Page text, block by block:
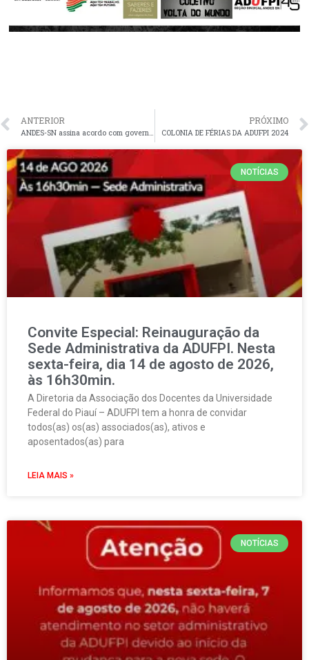
ANTERIOR PRÓXIMO
COLONIA DE FÉRIAS DA ADUFPI 2024
NOTÍCIAS
Convite Especial: Reinauguração da
Sede Administrativa da ADUFPI. Nesta
sexta-feira, dia 14 de agosto de 2026,
às 16h30min.
A Diretoria da Associação dos Docentes da Universidade
Federal do Piauí – ADUFPI tem a honra de convidar
todos(as) os(as) associados(as), ativos e
aposentados(as) para
LEIA MAIS »
NOTÍCIAS